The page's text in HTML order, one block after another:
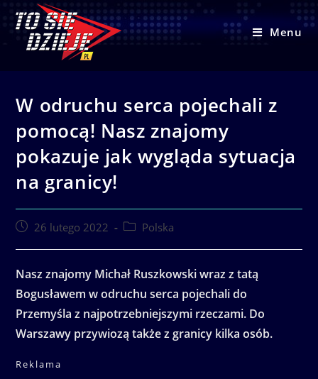
content
Menu
W odruchu serca pojechali z
pomocą! Nasz znajomy
pokazuje jak wygląda sytuacja
na granicy!
Post26 lutego 2022
PostPolska
Nasz znajomy Michał Ruszkowski wraz z tatą
Bogusławem w odruchu serca pojechali do
Przemyśla z najpotrzebniejszymi rzeczami. Do
Warszawy przywiozą także z granicy kilka osób.
Reklama